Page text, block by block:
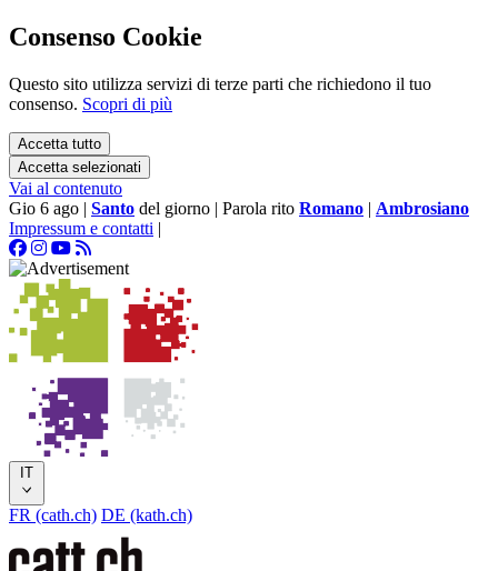
Consenso Cookie
Questo sito utilizza servizi di terze parti che richiedono il tuo
consenso. Scopri di più
Accetta tutto
Accetta selezionati
Vai al contenuto
Gio 6 ago | Santo del giorno | Parola rito Romano | Ambrosiano
Impressum e contatti |
IT
FR (cath.ch) DE (kath.ch)